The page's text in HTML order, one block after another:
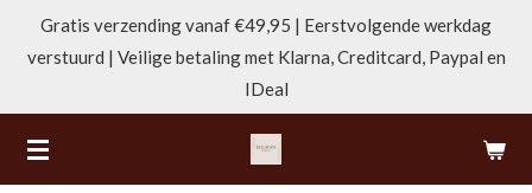
direct
hoofdinhoud
Gratis verzending vanaf €49,95 | Eerstvolgende werkdag
verstuurd | Veilige betaling met Klarna, Creditcard, Paypal en
IDeal